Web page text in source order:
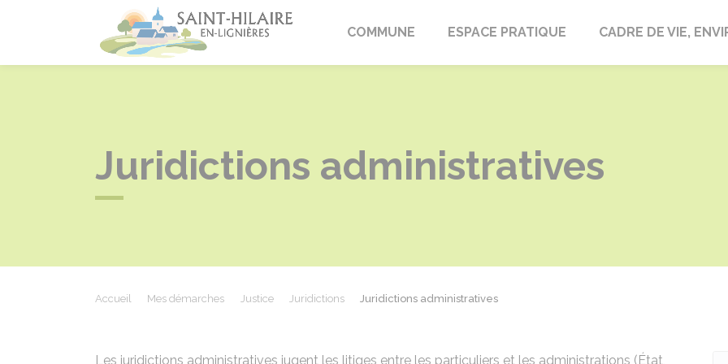
Saint-Hilaire-en-Lignières
COMMUNE ESPACE PRATIQUE CADRE DE VIE,
Juridictions administratives
Accueil Mes démarches Justice Juridictions Juridictions administratives
Les juridictions administratives jugent les litiges entre les particuliers et les administrations (État,